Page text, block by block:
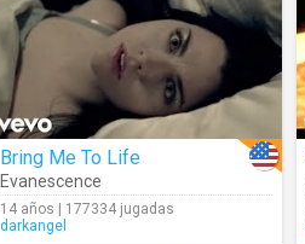
Bring Me To Life
Evanescence
14 años | 177334 jugadas
darkangel